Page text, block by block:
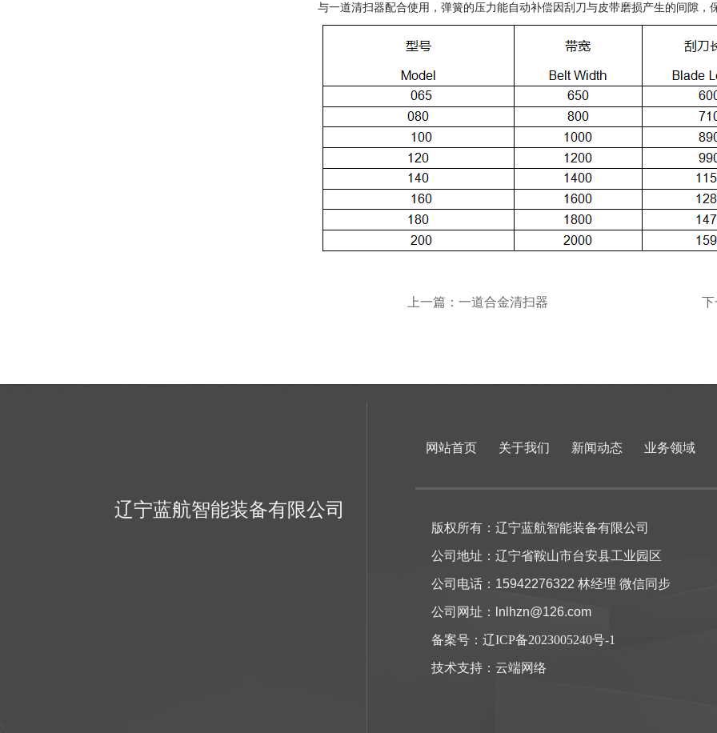
与一道清扫器配合使用，弹簧的压力能自动补偿因刮刀与皮带磨损产生的间隙，
上一篇：一道合金清扫器 下
辽宁蓝航智能装备有限公司
网站首页 关于我们 新闻动态 业务领域
版权所有：辽宁蓝航智能装备有限公司
公司地址：辽宁省鞍山市台安县工业园区
公司电话：15942276322 林经理 微信同步
公司网址：lnlhzn@126.com
备案号： 辽ICP备2023005240号-1
技术支持： 云端网络